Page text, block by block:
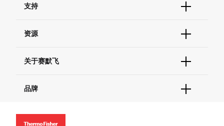
订单支持
现货供应中心
支持
联系我们 - 400 820 8982
查找文件&证书
资源
促销
社交媒体
关于赛默飞
招聘
新闻
品牌
Applied Biosystems